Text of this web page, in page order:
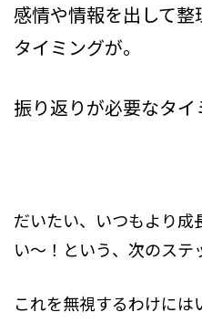
感情や情報を出して
タイミングが。
振り返りが必要なタ
だいたい、いつもより
い～！という、次のステ
これを無視するわけには